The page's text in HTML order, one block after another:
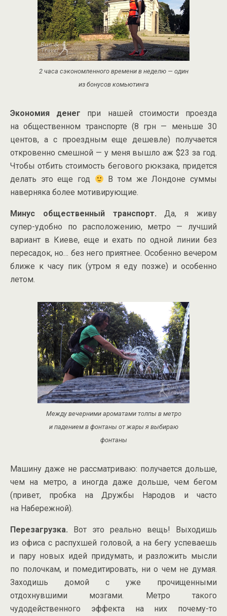
2 часа сэкономленного времени в неделю — один
из бонусов комьютинга
Экономия денег при нашей стоимости проезда
на общественном транспорте (8 грн — меньше 30
центов, а с проездным еще дешевле) получается
откровенно смешной — у меня вышло аж $23 за год.
Чтобы отбить стоимость бегового рюкзака, придется
делать это еще год
В том же Лондоне суммы
наверняка более мотивирующие.
Минус общественный транспорт. Да, я живу
супер-удобно по расположению, метро — лучший
вариант в Киеве, еще и ехать по одной линии без
пересадок, но… без него приятнее. Особенно вечером
ближе к часу пик (утром я еду позже) и особенно
летом.
Между вечерними ароматами толпы в метро
и падением в фонтаны от жары я выбираю
фонтаны
Машину даже не рассматриваю: получается дольше,
чем на метро, а иногда даже дольше, чем бегом
(привет, пробка на Дружбы Народов и часто
на Набережной).
Перезагрузка. Вот это реально вещь! Выходишь
из офиса с распухшей головой, а на бегу успеваешь
и пару новых идей придумать, и разложить мысли
по полочкам, и помедитировать, ни о чем не думая.
Заходишь домой с уже прочищенными
отдохнувшими мозгами. Метро такого
чудодейственного эффекта на них почему-то